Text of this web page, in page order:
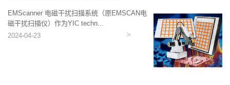
EMScanner 电磁干扰扫描系统（原EMSCAN电
磁干扰扫描仪）作为YIC techn...
2024-04-23